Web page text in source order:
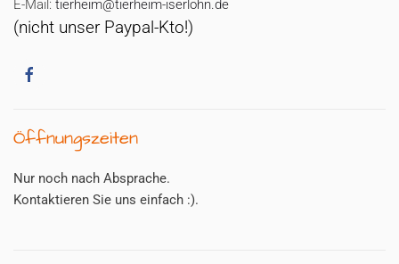
E-Mail: tierheim@tierheim-iserlohn.de
(nicht unser Paypal-Kto!)
Öffnungszeiten
Nur noch nach Absprache.
Kontaktieren Sie uns einfach :).